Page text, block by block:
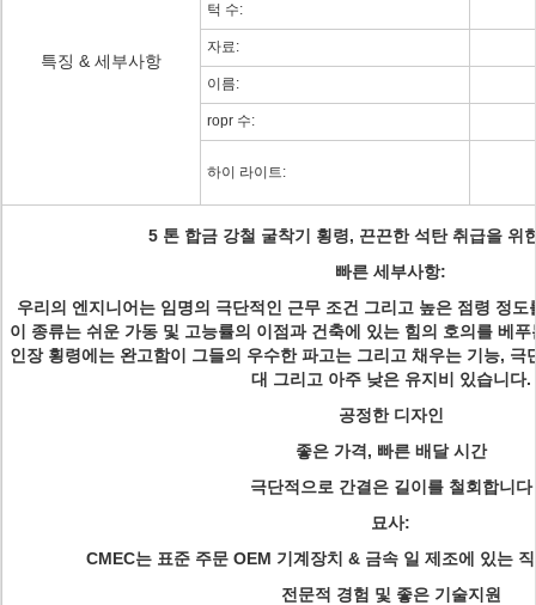
특징 & 세부사항
턱 수:
자료:
이름:
ropr 수:
하이 라이트:
5 톤 합금 강철 굴착기 횡령, 끈끈한 석탄 취급을 위
빠른 세부사항:
우리의 엔지니어는 임명의 극단적인 근무 조건 그리고 높은 점령 정
이 종류는 쉬운 가동 및 고능률의 이점과 건축에 있는 힘의 호의를 베
인장 횡령에는 완고함이 그들의 우수한 파고는 그리고 채우는 기능, 극
대 그리고 아주 낮은 유지비 있습니다.
공정한 디자인
좋은 가격, 빠른 배달 시간
극단적으로 간결은 길이를 철회합니다
묘사:
CMEC는 표준 주문 OEM 기계장치 & 금속 일 제조에 있는
전문적 경험 및 좋은 기술지원